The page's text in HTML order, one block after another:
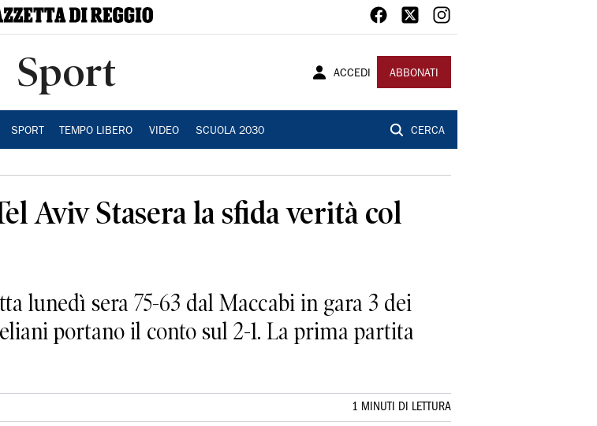
Sport ACCEDI ABBONATI
SPORT TEMPO LIBERO VIDEO SCUOLA 2030 CERCA
Aviv Stasera la sfida verità col
lunedì sera 75-63 dal Maccabi in gara 3 dei
portano il conto sul 2-1. La prima partita
1 MINUTI DI LETTURA